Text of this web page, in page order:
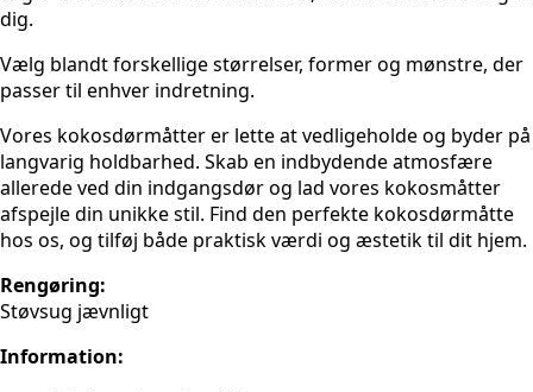
dig.
Vælg blandt forskellige størrelser, former og mønstre, der
passer til enhver indretning.
Vores kokosdørmåtter er lette at vedligeholde og byder på
langvarig holdbarhed. Skab en indbydende atmosfære
allerede ved din indgangsdør og lad vores kokosmåtter
afspejle din unikke stil. Find den perfekte kokosdørmåtte
hos os, og tilføj både praktisk værdi og æstetik til dit hjem.
Rengøring:
Støvsug jævnligt
Information: